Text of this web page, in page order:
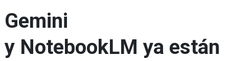
Gemini
y NotebookLM ya están